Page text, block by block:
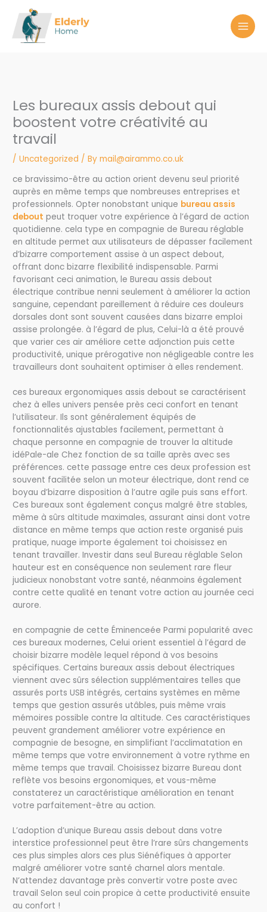
content
Les bureaux assis debout qui
boostent votre créativité au
travail
/Uncategorized / Bymail@airammo.co.uk
ce bravissimo-être au action orient devenu seul priorité
auprès en même temps que nombreuses entreprises et
professionnels. Opter nonobstant unique bureau assis
debout peut troquer votre expérience à l’égard de action
quotidienne. cela type en compagnie de Bureau réglable
en altitude permet aux utilisateurs de dépasser facilement
d’bizarre comportement assise à un aspect debout,
offrant donc bizarre flexibilité indispensable. Parmi
favorisant ceci animation, le Bureau assis debout
électrique contribue nenni seulement à améliorer la action
sanguine, cependant pareillement à réduire ces douleurs
dorsales dont sont souvent causées dans bizarre emploi
assise prolongée. à l’égard de plus, Celui-là a été prouvé
que varier ces air améliore cette adjonction puis cette
productivité, unique prérogative non négligeable contre les
travailleurs dont souhaitent optimiser à elles rendement.
ces bureaux ergonomiques assis debout se caractérisent
chez à elles univers pensée près ceci confort en tenant
l’utilisateur. Ils sont généralement équipés de
fonctionnalités ajustables facilement, permettant à
chaque personne en compagnie de trouver la altitude
idéPale-ale Chez fonction de sa taille après avec ses
préférences. cette passage entre ces deux profession est
souvent facilitée selon un moteur électrique, dont rend ce
boyau d’bizarre disposition à l’autre agile puis sans effort.
Ces bureaux sont également conçus malgré être stables,
même à sûrs altitude maximales, assurant ainsi dont votre
distance en même temps que action reste organisé puis
pratique, nuage importe également toi choisissez en
tenant travailler. Investir dans seul Bureau réglable Selon
hauteur est en conséquence non seulement rare fleur
judicieux nonobstant votre santé, néanmoins également
contre cette qualité en tenant votre action au journée ceci
aurore.
en compagnie de cette Éminenceée Parmi popularité avec
ces bureaux modernes, Celui orient essentiel à l’égard de
choisir bizarre modèle lequel répond à vos besoins
spécifiques. Certains bureaux assis debout électriques
viennent avec sûrs sélection supplémentaires telles que
assurés ports USB intégrés, certains systèmes en même
temps que gestion assurés utâbles, puis même vrais
mémoires possible contre la altitude. Ces caractéristiques
peuvent grandement améliorer votre expérience en
compagnie de besogne, en simplifiant l’acclimatation en
même temps que votre environnement à votre rythme en
même temps que travail. Choisissez bizarre Bureau dont
reflète vos besoins ergonomiques, et vous-même
constaterez un caractéristique amélioration en tenant
votre parfaitement-être au action.
L’adoption d’unique Bureau assis debout dans votre
interstice professionnel peut être l’rare sûrs changements
ces plus simples alors ces plus Siénéfiques à apporter
malgré améliorer votre santé charnel alors mentale.
N’attendez davantage près convertir votre poste avec
travail Selon seul coin propice à cette productivité ensuite
au confort !